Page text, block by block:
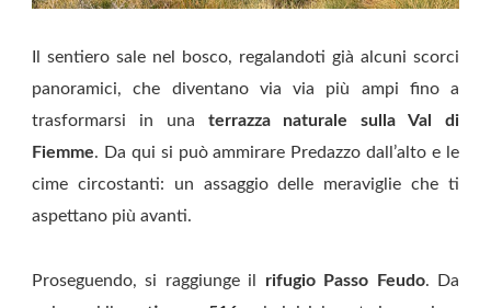
Il sentiero sale nel bosco, regalandoti già alcuni scorci
panoramici, che diventano via via più ampi fino a
trasformarsi in una terrazza naturale sulla Val di
Fiemme. Da qui si può ammirare Predazzo dall’alto e le
cime circostanti: un assaggio delle meraviglie che ti
aspettano più avanti.
Proseguendo, si raggiunge il rifugio Passo Feudo. Da